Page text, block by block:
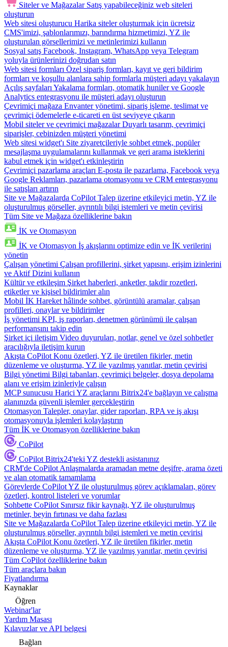
Siteler ve Mağazalar Satış yapabileceğiniz web siteleri
oluşturun
Web sitesi oluşturucu Harika siteler oluşturmak için ücretsiz
CMS'imizi, şablonlarımızı, barındırma hizmetimizi, YZ ile
oluşturulan görsellerimizi ve metinlerimizi kullanın
Sosyal satış Facebook, Instagram, WhatsApp veya Telegram
yoluyla ürünlerinizi doğrudan satın
Web sitesi formları Özel sipariş formları, kayıt ve geri bildirim
formları ve koşullu alanlara sahip formlarla müşteri adayı yakalayın
Açılış sayfaları Yakalama formları, otomatik huniler ve Google
Analytics entegrasyonu ile müşteri adayı oluşturun
Çevrimiçi mağaza Envanter yönetimi, sipariş işleme, teslimat ve
çevrimiçi ödemelerle e-ticareti en üst seviyeye çıkarın
Mobil siteler ve çevrimiçi mağazalar Duyarlı tasarım, çevrimiçi
siparişler, cebinizden müşteri yönetimi
Web sitesi widget'ı Site ziyaretçileriyle sohbet etmek, popüler
mesajlaşma uygulamalarını kullanmak ve geri arama isteklerini
kabul etmek için widget'ı etkinleştirin
Çevrimiçi pazarlama araçları E-posta ile pazarlama, Facebook veya
Google Reklamları, pazarlama otomasyonu ve CRM entegrasyonu
ile satışları artırın
Site ve Mağazalarda CoPilot Talep üzerine etkileyici metin, YZ ile
oluşturulmuş görseller, ayrıntılı bilgi istemleri ve metin çevirisi
Tüm Site ve Mağaza özelliklerine bakın
İK ve Otomasyon
İK ve Otomasyon İş akışlarını optimize edin ve İK verilerini
yönetin
Çalışan yönetimi Çalışan profillerini, şirket yapısını, erişim izinlerini
ve Aktif Dizini kullanın
Kültür ve etkileşim Şirket haberleri, anketler, takdir rozetleri,
etiketler ve kişisel bildirimler alın
Mobil İK Hareket hâlinde sohbet, görüntülü aramalar, çalışan
profilleri, onaylar ve bildirimler
İş yönetimi KPI, iş raporları, denetmen görünümü ile çalışan
performansını takip edin
Şirket içi iletişim Video duyuruları, notlar, genel ve özel sohbetler
aracılığıyla iletişim kurun
Akışta CoPilot Konu özetleri, YZ ile üretilen fikirler, metin
düzenleme ve oluşturma, YZ ile yazılmış yanıtlar, metin çevirisi
Bilgi yönetimi Bilgi tabanları, çevrimiçi belgeler, dosya depolama
alanı ve erişim izinleriyle çalışın
MCP sunucusu Harici YZ araçlarını Bitrix24'e bağlayın ve çalışma
alanınızda güvenli işlemler gerçekleştirin
Otomasyon Talepler, onaylar, gider raporları, RPA ve iş akışı
otomasyonuyla işlemleri kolaylaştırın
Tüm İK ve Otomasyon özelliklerine bakın
CoPilot
CoPilot Bitrix24'teki YZ destekli asistanınız
CRM'de CoPilot Anlaşmalarda aramadan metne deşifre, arama özeti
ve alan otomatik tamamlama
Görevlerde CoPilotYZ ile oluşturulmuş görev açıklamaları, görev
özetleri, kontrol listeleri ve yorumlar
Sohbette CoPilot Sınırsız fikir kaynağı, YZ ile oluşturulmuş
metinler, beyin fırtınası ve daha fazlası
Site ve Mağazalarda CoPilot Talep üzerine etkileyici metin, YZ ile
oluşturulmuş görseller, ayrıntılı bilgi istemleri ve metin çevirisi
Akışta CoPilot Konu özetleri, YZ ile üretilen fikirler, metin
düzenleme ve oluşturma, YZ ile yazılmış yanıtlar, metin çevirisi
Tüm CoPilot özelliklerine bakın
Tüm araçlara bakın
Fiyatlandırma
Kaynaklar
Öğren
Webinar'lar
Yardım Masası
Kılavuzlar ve API belgesi
Bağlan